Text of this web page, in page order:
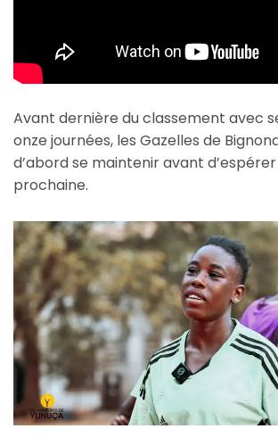
Avant dernière du classement avec
onze journées, les Gazelles de
d’abord se maintenir avant
prochaine.